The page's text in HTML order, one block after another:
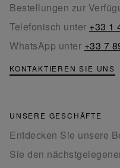
Bestellungen zur
Telefonisch unter +33 1
WhatsApp unter +33 7
KONTAKTIEREN SIE UNS
UNSERE GESCHÄFTE
Entdecken Sie unsere
Sie den